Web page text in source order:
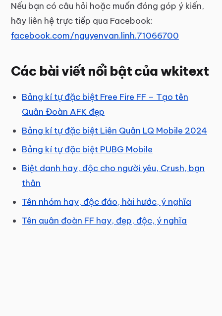
Nếu bạn có câu hỏi hoặc muốn đóng góp ý kiến,
hãy liên hệ trực tiếp qua Facebook:
facebook.com/nguyenvan.linh.71066700
Các bài viết nổi bật của wkitext
Bảng kí tự đặc biệt Free Fire FF – Tạo tên
Quân Đoàn AFK đẹp
Bảng kí tự đặc biệt Liên Quân LQ Mobile 2024
Bảng kí tự đặc biệt PUBG Mobile
Biệt danh hay, độc cho người yêu, Crush, bạn
thân
Tên nhóm hay, độc đáo, hài hước, ý nghĩa
Tên quân đoàn FF hay, đẹp, độc, ý nghĩa